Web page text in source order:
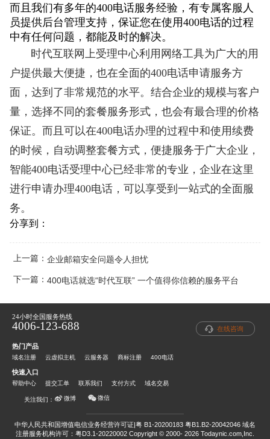
而且我们有多年的400电话服务经验，有专属客服人
员提供后台管理支持， 保证您在使用400电话的过程
中有任何问题， 都能及时的解决。
时代互联 网上受理中心利用网络工具为广大的用
户提供最大便捷，也在全面的400电话申请服务方
面，达到了非常规范的水平。结合企业的规模与客户
量，选择不同的套餐服务形式，也会有最合理的价格
保证。而且可以在400电话办理的过程中和使用续费
的时候，自动调整套餐方式，便捷服务于广大企业，
智能400电话受理中心已经非常的专业，企业在这里
进行申请办理400电话，可以享受到一站式的全面服
务。
分享到：
上一篇：企业邮箱安全问题令人担忧
下一篇：400电话就选“时代互联” 一个值得你信赖的服务平台
24小时全国服务热线
4006-123-688 在线咨询
热门产品
域名注册 云虚拟主机 云服务器 商标注册 400电话
快速入口
帮助中心 提交工单 联系我们 支付方式 域名交易
关注我们： 微博 微信
中华人民共和国增值电信业务经营许可证|粤 B1-20200183 粤B1.B2-20042046 域名
注册服务机构许可：粤D3.1-20220002 Copyright © 2000- 2026 Todaynic.com,Inc.